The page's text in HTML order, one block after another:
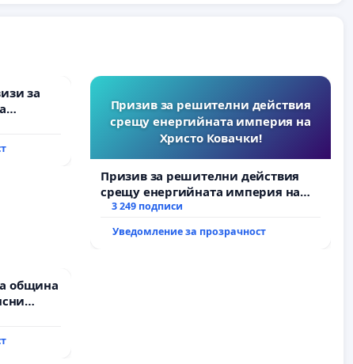
за
Призив за решителни действия
срещу енергийната империя на
Христо Ковачки!
Призив за решителни действия
срещу енергийната империя на
Христо Ковачки!
3 249 подписи
Уведомление за прозрачност
община
АД и от